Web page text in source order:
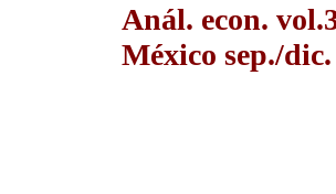
Anál. econ.
México sep./